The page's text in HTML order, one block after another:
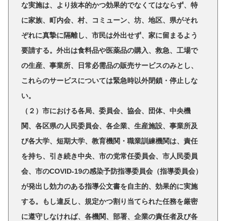
な実施は、より抜本的かつ効果的でなくてはならず、特
に家族、町内会、村、コミューン、坊、地区、県がそれ
ぞれに真摯に隔離し、市民は外出せず、家に留まるよう
要請する。外出は食料品や医薬品の購入、救急、工場で
の生産、事業所、日常必需品の販売サービスのみとし、
これらのサービスについては緊急時以外閉鎖・停止しな
い。
（２）市における各局、委員会、協会、団体、中央機
関、各区県の人民委員会、各企業、生産施設、事業所及
び各大学、短期大学、教育機関・職業訓練機関は、責任
を持ち、引き続き中央、市の党常任委員会、市人民委員
会、市のCOVID-19の感染予防指導委員会（指導委員会）
が発出し効力のある指導公文書を自主的、効果的に実施
する。もし違反し、規定かつ割り当てられた任務を厳密
に遵守しなければ、各機関、部署、企業の責任者及び各